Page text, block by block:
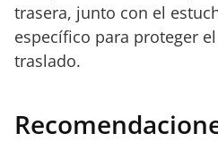
trasera, junto con el
específico para proteger
traslado.